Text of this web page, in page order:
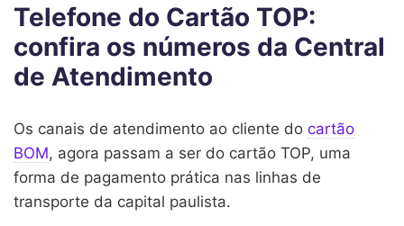
Telefone do Cartão TOP:
confira os números da Central
de Atendimento
Os canais de atendimento ao cliente do cartão
BOM, agora passam a ser do cartão TOP, uma
forma de pagamento prática nas linhas de
transporte da capital paulista.